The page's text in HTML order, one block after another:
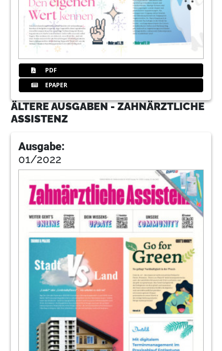
PDF
EPAPER
ÄLTERE AUSGABEN - ZAHNÄRZTLICHE
ASSISTENZ
Ausgabe:
01/2022